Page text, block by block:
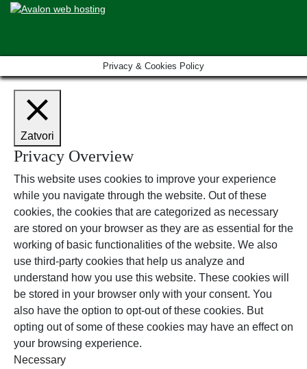
Privacy & Cookies Policy
Zatvori
Privacy Overview
This website uses cookies to improve your experience
while you navigate through the website. Out of these
cookies, the cookies that are categorized as necessary
are stored on your browser as they are as essential for the
working of basic functionalities of the website. We also
use third-party cookies that help us analyze and
understand how you use this website. These cookies will
be stored in your browser only with your consent. You
also have the option to opt-out of these cookies. But
opting out of some of these cookies may have an effect on
your browsing experience.
Necessary